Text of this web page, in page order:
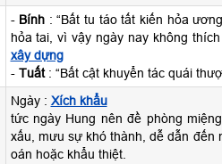
- Bính : “Bất tu táo tất kiến hỏa
hỏa tai, vì vậy ngày nay không
xây dựng
- Tuất: “Bất cật khuyển tác quái
Ngày : Xích khẩu
tức ngày Hung nên đề phòng
xấu, mưu sự khó thành, dễ dẫn đến
oán hoặc khẩu thiệt.